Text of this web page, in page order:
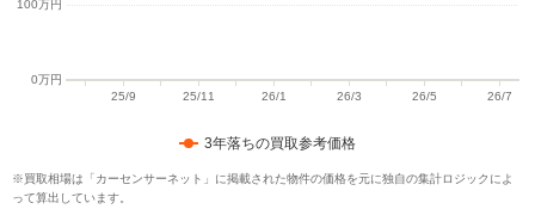
3年落ちの買取参考価格
※買取相場は「カーセンサーネット」に掲載された物件の価格を元に独自の集計ロジックによ
って算出しています。